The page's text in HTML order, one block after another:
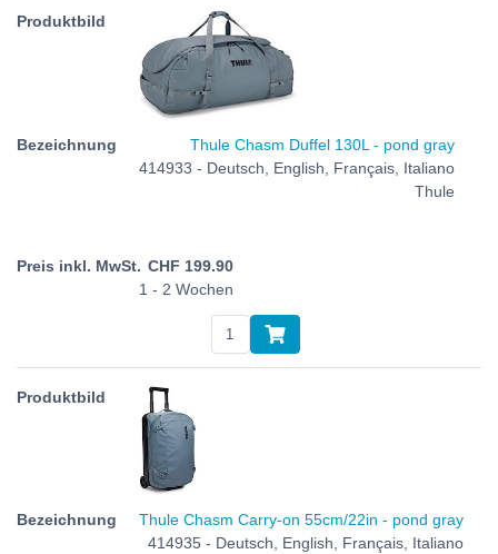
Thule Chasm Duffel 130L - pond gray
414933 - Deutsch, English, Français, Italiano
Thule
CHF 199.90
1 - 2 Wochen
Thule Chasm Carry-on 55cm/22in - pond gray
414935 - Deutsch, English, Français, Italiano